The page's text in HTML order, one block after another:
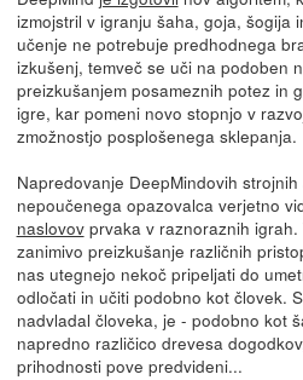
izmojstril v igranju šaha, goja, šogija
učenje ne potrebuje predhodnega
izkušenj, temveč se uči na podoben
preizkušanjem posameznih potez in
igre, kar pomeni novo stopnjo v
zmožnostjo posplošenega sklepanja.
Napredovanje DeepMindovih
nepoučenega opazovalca verjetno
naslovovprvaka v raznoraznih igrah.
zanimivo preizkušanje različnih
nas utegnejo nekoč pripeljati do
odločati in učiti podobno kot človek.
nadvladal človeka, je - podobno kot
napredno različico drevesa
prihodnosti pove predvideni...